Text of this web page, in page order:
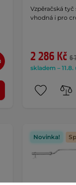
Vzpěračská
vhodná i pro
2 286 Kč 6
skladem – 11.8.
Novinka!